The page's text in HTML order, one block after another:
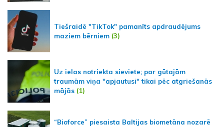
Tiešraidē "TikTok" pamanīts apdraudējums
maziem bērniem (3)
Uz ielas notriekta sieviete; par gūtajām
traumām viņa "apjautusi" tikai pēc atgriešanās
mājās (1)
“Bioforce” piesaista Baltijas biometāna nozarē